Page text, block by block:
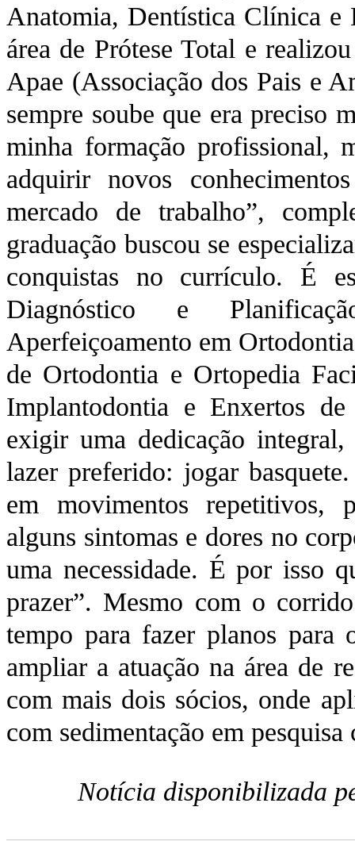
Anatomia, Dentística Clínica e
área de Prótese Total e
Apae (Associação dos Pais e
sempre soube que era preciso
minha formação profissional,
adquirir novos
mercado de trabalho”,
graduação buscou se
conquistas no currículo. É
Diagnóstico e
Aperfeiçoamento em
de Ortodontia e Ortopedia
Implantodontia e Enxertos
exigir uma dedicação
lazer preferido: jogar
em movimentos repetitivos,
alguns sintomas e dores no
uma necessidade. É por isso
prazer”. Mesmo com o
tempo para fazer planos para
ampliar a atuação na área de
com mais dois sócios, onde
com sedimentação em
Notícia disponibilizada